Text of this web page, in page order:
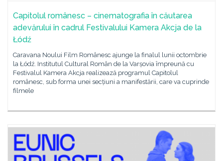
Capitolul românesc – cinematografia în căutarea
adevărului în cadrul Festivalului Kamera Akcja de la
Łódź
Caravana Noului Film Românesc ajunge la finalul lunii octombrie
la Łódź. Institutul Cultural Român de la Varșovia împreună cu
Festivalul Kamera Akcja realizează programul Capitolul
românesc, sub forma unei secțiuni a manifestării, care va cuprinde
filmele